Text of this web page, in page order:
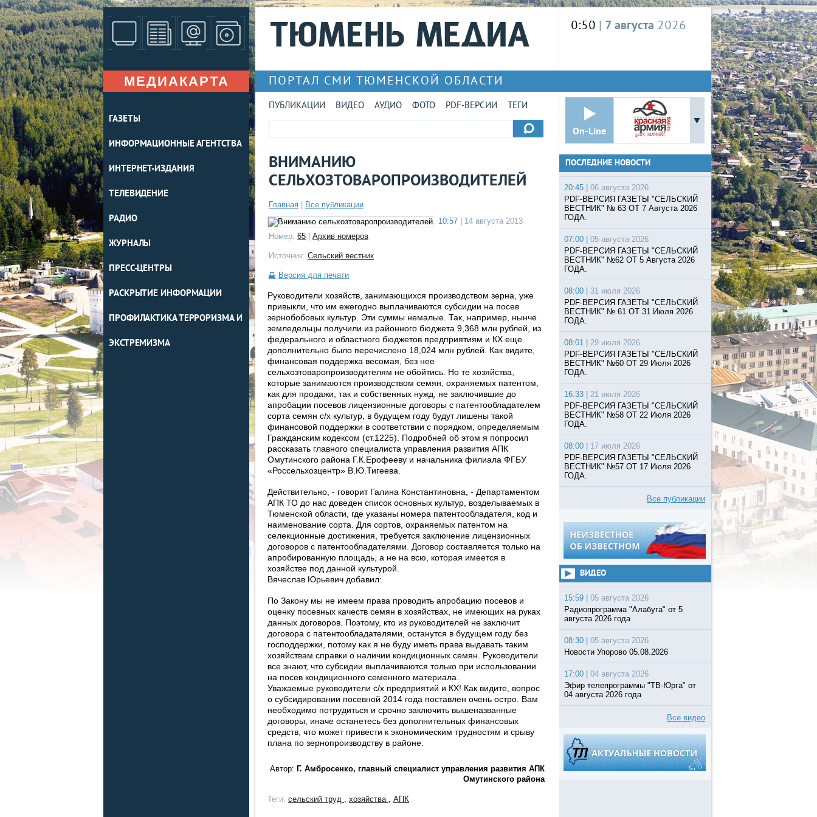
МЕДИАКАРТА
ГАЗЕТЫ
ИНФОРМАЦИОННЫЕ АГЕНТСТВА
ИНТЕРНЕТ-ИЗДАНИЯ
ТЕЛЕВИДЕНИЕ
РАДИО
ЖУРНАЛЫ
ПРЕСС-ЦЕНТРЫ
РАСКРЫТИЕ ИНФОРМАЦИИ
ПРОФИЛАКТИКА ТЕРРОРИЗМА И
ЭКСТРЕМИЗМА
0:50 | 7 августа 2026
ПОРТАЛ СМИ ТЮМЕНСКОЙ ОБЛАСТИ
ПУБЛИКАЦИИ ВИДЕО АУДИО ФОТО PDF-ВЕРСИИ ТЕГИ
On-Line
ВНИМАНИЮ
СЕЛЬХОЗТОВАРОПРОИЗВОДИТЕЛЕЙ
Главная
Все публикации
10:57 |
14 августа 2013
Номер: 65 Архив номеров
Источник: Сельский вестник
Версия для печати
Руководители хозяйств, занимающихся производством зерна, уже
привыкли, что им ежегодно выплачиваются субсидии на посев
зернобобовых культур. Эти суммы немалые. Так, например, нынче
земледельцы получили из районного бюджета 9,368 млн рублей, из
федерального и областного бюджетов предприятиям и КХ еще
дополнительно было перечислено 18,024 млн рублей. Как видите,
финансовая поддержка весомая, без нее
сельхозтоваропроизводителям не обойтись. Но те хозяйства,
которые занимаются производством семян, охраняемых патентом,
как для продажи, так и собственных нужд, не заключившие до
апробации посевов лицензионные договоры с патентообладателем
сорта семян с/х культур, в будущем году будут лишены такой
финансовой поддержки в соответствии с порядком, определяемым
Гражданским кодексом (ст.1225). Подробней об этом я попросил
рассказать главного специалиста управления развития АПК
Омутинского района Г.К.Ерофееву и начальника филиала ФГБУ
«Россельхозцентр» В.Ю.Тигеева.
Действительно, - говорит Галина Константиновна, - Департаментом
АПК ТО до нас доведен список основных культур, возделываемых в
Тюменской области, где указаны номера патентообладателя, код и
наименование сорта. Для сортов, охраняемых патентом на
селекционные достижения, требуется заключение лицензионных
договоров с патентообладателями. Договор составляется только на
апробированную площадь, а не на всю, которая имеется в
хозяйстве под данной культурой.
Вячеслав Юрьевич добавил:
По Закону мы не имеем права проводить апробацию посевов и
оценку посевных качеств семян в хозяйствах, не имеющих на руках
данных договоров. Поэтому, кто из руководителей не заключит
договора с патентообладателями, останутся в будущем году без
господдержки, потому как я не буду иметь права выдавать таким
хозяйствам справки о наличии кондиционных семян. Руководители
все знают, что субсидии выплачиваются только при использовании
на посев кондиционного семенного материала.
Уважаемые руководители с/х предприятий и КХ! Как видите, вопрос
о субсидировании посевной 2014 года поставлен очень остро. Вам
необходимо потрудиться и срочно заключить вышеназванные
договоры, иначе останетесь без дополнительных финансовых
средств, что может привести к экономическим трудностям и срыву
плана по зернопроизводству в районе.
Автор: Г. Амбросенко, главный специалист управления развития АПК
Омутинского района
Теги: сельский труд , хозяйства , АПК
ПОСЛЕДНИЕ НОВОСТИ
20:45 |
06 августа 2026
PDF-ВЕРСИЯ ГАЗЕТЫ "СЕЛЬСКИЙ
ВЕСТНИК" № 63 ОТ 7 Августа 2026
ГОДА.
07:00 |
05 августа 2026
PDF-ВЕРСИЯ ГАЗЕТЫ "СЕЛЬСКИЙ
ВЕСТНИК" №62 ОТ 5 Августа 2026
ГОДА.
08:00 |
31 июля 2026
PDF-ВЕРСИЯ ГАЗЕТЫ "СЕЛЬСКИЙ
ВЕСТНИК" № 61 ОТ 31 Июля 2026
ГОДА.
08:01 |
29 июля 2026
PDF-ВЕРСИЯ ГАЗЕТЫ "СЕЛЬСКИЙ
ВЕСТНИК" №60 ОТ 29 Июля 2026
ГОДА.
16:33 |
21 июля 2026
PDF-ВЕРСИЯ ГАЗЕТЫ "СЕЛЬСКИЙ
ВЕСТНИК" №58 ОТ 22 Июля 2026
ГОДА.
08:00 |
17 июля 2026
PDF-ВЕРСИЯ ГАЗЕТЫ "СЕЛЬСКИЙ
ВЕСТНИК" №57 ОТ 17 Июля 2026
ГОДА.
Все публикации
ВИДЕО
15:59 |
05 августа 2026
Радиопрограмма "Алабуга" от 5
августа 2026 года
08:30 |
05 августа 2026
Новости Упорово 05.08.2026
17:00 |
04 августа 2026
Эфир телепрограммы "ТВ-Юрга" от
04 августа 2026 года
Все видео